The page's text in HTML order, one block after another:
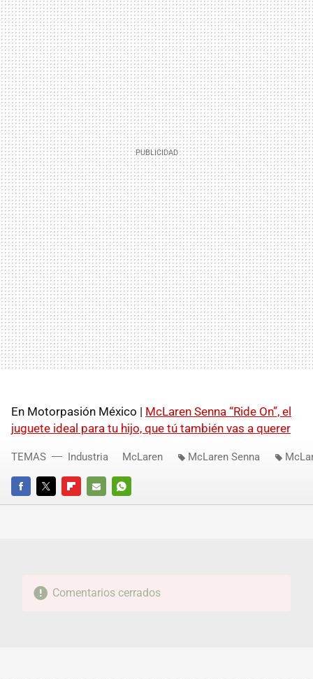
En Motorpasión México | McLaren Senna “Ride On”, el
juguete ideal para tu hijo, que tú también vas a querer
FACEBOOKTWITTERFLIPBOARD
E-
WHATSAPP
TEMAS Industria McLaren McLaren Senna
Comentarios cerrados